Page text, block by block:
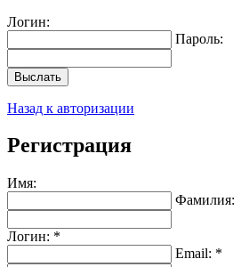
Логин:
Пароль:
Выслать
Назад к авторизации
Регистрация
Имя:
Фамилия:
Логин: *
Email: *